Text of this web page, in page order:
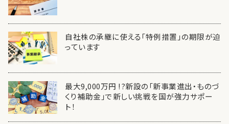
自社株の承継に使える「特例措置」の期限が迫
っています
最大9,000万円 !?新設の「新事業進出・ものづ
くり補助金」で新しい挑戦を国が強力サポー
ト！